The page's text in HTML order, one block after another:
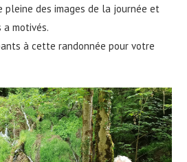
pleine des images de la journée et
a motivés.
à cette randonnée pour votre